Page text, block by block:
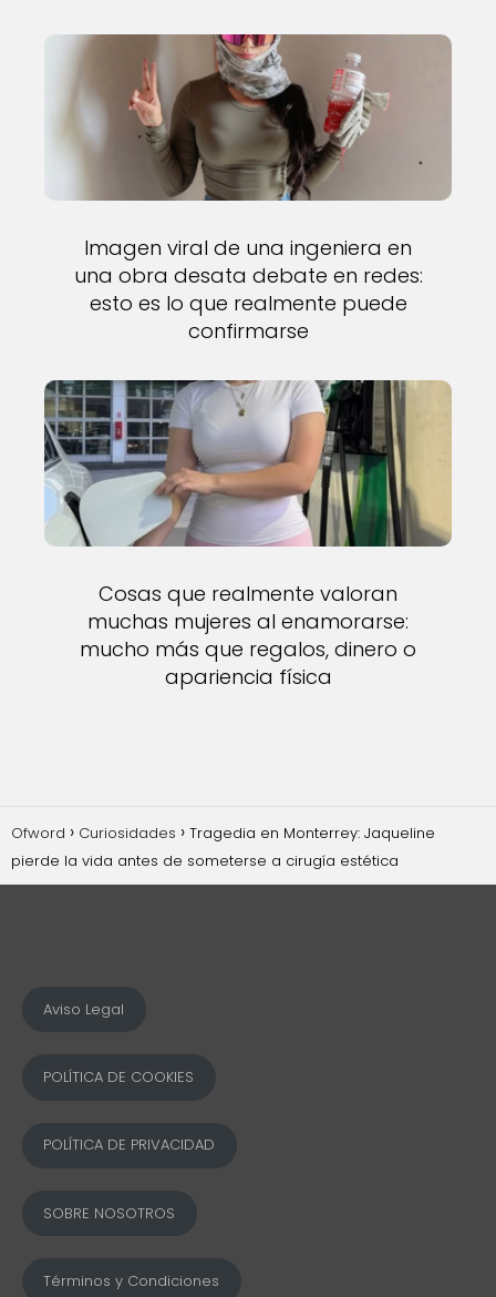
Imagen viral de una ingeniera en
una obra desata debate en redes:
esto es lo que realmente puede
confirmarse
Cosas que realmente valoran
muchas mujeres al enamorarse:
mucho más que regalos, dinero o
apariencia física
Ofword Curiosidades
Tragedia en Monterrey: Jaqueline
pierde la vida antes de someterse a cirugía estética
Aviso Legal
POLÍTICA DE COOKIES
POLÍTICA DE PRIVACIDAD
SOBRE NOSOTROS
Términos y Condiciones